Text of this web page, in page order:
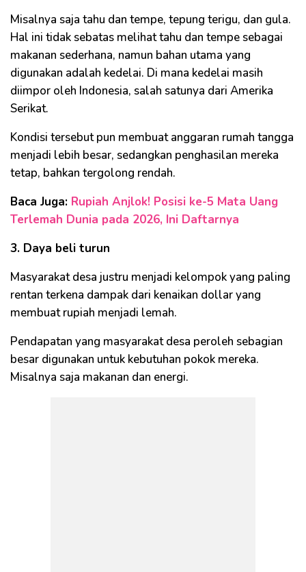
Misalnya saja tahu dan tempe, tepung terigu, dan gula.
Hal ini tidak sebatas melihat tahu dan tempe sebagai
makanan sederhana, namun bahan utama yang
digunakan adalah kedelai. Di mana kedelai masih
diimpor oleh Indonesia, salah satunya dari Amerika
Serikat.
Kondisi tersebut pun membuat anggaran rumah tangga
menjadi lebih besar, sedangkan penghasilan mereka
tetap, bahkan tergolong rendah.
Baca Juga: Rupiah Anjlok! Posisi ke-5 Mata Uang
Terlemah Dunia pada 2026, Ini Daftarnya
3. Daya beli turun
Masyarakat desa justru menjadi kelompok yang paling
rentan terkena dampak dari kenaikan dollar yang
membuat rupiah menjadi lemah.
Pendapatan yang masyarakat desa peroleh sebagian
besar digunakan untuk kebutuhan pokok mereka.
Misalnya saja makanan dan energi.